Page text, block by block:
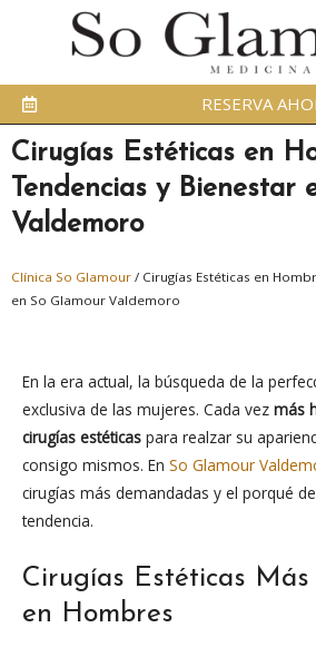
RESERVA
Cirugías Estéticas en
Tendencias y Bienestar
Valdemoro
Clínica So Glamour / Cirugías Estéticas en
en So Glamour Valdemoro
En la era actual, la búsqueda de la
exclusiva de las mujeres. Cada vez más
cirugías estéticas para realzar su
consigo mismos. En So Glamour
cirugías más demandadas y el porqué
tendencia.
Cirugías Estéticas Más
en Hombres